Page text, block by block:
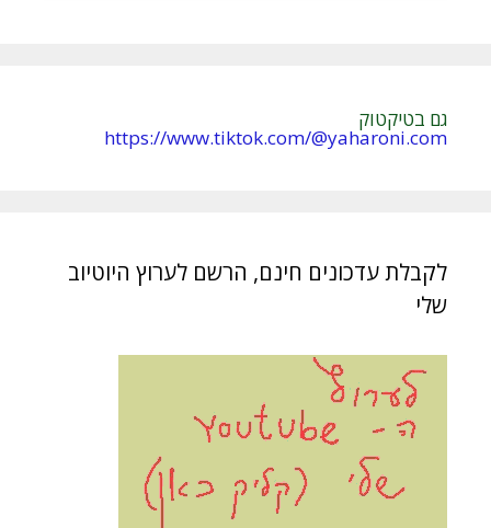
גם בטיקטוק
https://www.tiktok.com/@yaharoni.com
לקבלת עדכונים חינם, הרשם לערוץ היוטיוב
שלי